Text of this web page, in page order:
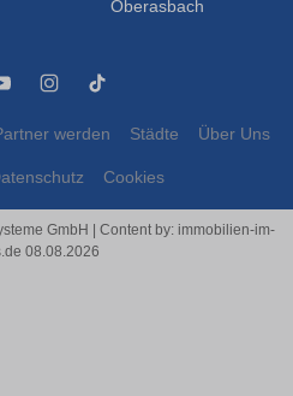
Oberasbach
werden Städte Über Uns
Cookies
GmbH | Content by: immobilien-im-
08.08.2026